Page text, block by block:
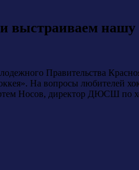
выстраиваем
Правительства
На вопросы любителей
Носов, директор ДЮСШ по